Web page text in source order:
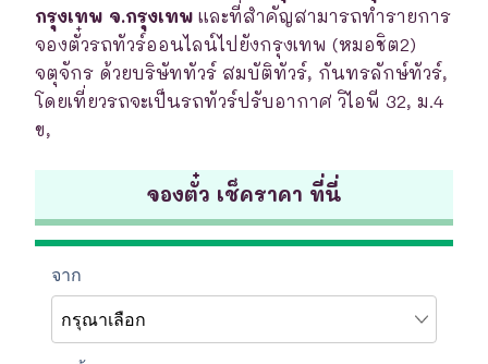
กรุงเทพ จ.กรุงเทพ และที่สำคัญสามารถทำรายการ
จองตั๋วรถทัวร์ออนไลน์ไปยังกรุงเทพ (หมอชิต2)
จตุจักร ด้วยบริษัททัวร์ สมบัติทัวร์, กันทรลักษ์ทัวร์,
โดยเที่ยวรถจะเป็นรถทัวร์ปรับอากาศ วิไอพี 32, ม.4
ข,
จองตั๋ว เช็คราคา ที่นี่